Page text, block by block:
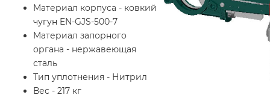
Материал корпуса - ковкий
чугун EN-GJS-500-7
Материал запорного
органа - нержавеющая
сталь
Тип уплотнения - Нитрил
Вес - 217 кг